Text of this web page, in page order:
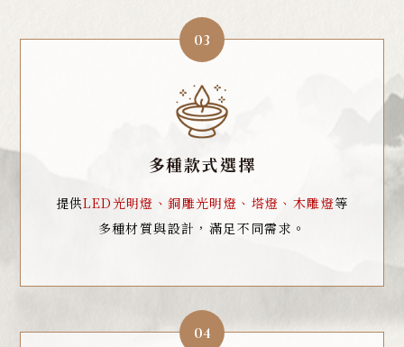
03
多種款式選擇
提供LED光明燈、銅雕光明燈、塔燈、木雕燈等
多種材質與設計，滿足不同需求。
04